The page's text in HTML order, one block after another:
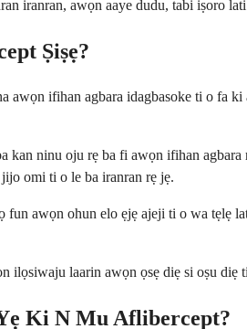
iranran, awọn aaye dudu, tabi iṣoro
Ṣiṣẹ?
awọn ifihan agbara idagbasoke ti o fa
kan ninu oju rẹ ba fi awọn ifihan
omi ti o le ba iranran rẹ jẹ.
fun awọn ohun elo ẹjẹ ajeji ti o wa tẹlẹ
ilọsiwaju laarin awọn ọsẹ diẹ si oṣu
Ki N Mu Aflibercept?